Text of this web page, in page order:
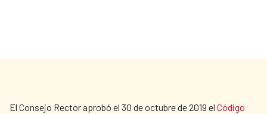
El Consejo Rector aprobó el 30 de octubre de 2019 el Código